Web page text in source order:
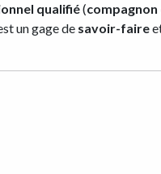
qualifié(
un gage de savoir-faire